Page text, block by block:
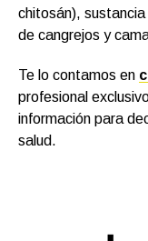
chitosán),
de cangrejos y
Te lo contamos en
profesional
información para
salud.